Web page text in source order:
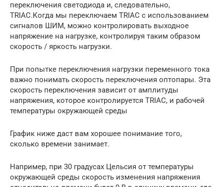
переключения светодиода и, следовательно,
TRIAC.Когда мы переключаем TRIAC с использованием
сигналов ШИМ, можно контролировать выходное
напряжение на нагрузке, контролируя таким образом
скорость / яркость нагрузки.
При попытке переключения нагрузки переменного тока
важно понимать скорость переключения оптопары. Эта
скорость переключения зависит от амплитуды
напряжения, которое контролируется TRIAC, и рабочей
температуры окружающей среды
График ниже даст вам хорошее понимание того,
сколько времени занимает.
Например, при 30 градусах Цельсия от температуры
окружающей среды скорость изменения напряжения